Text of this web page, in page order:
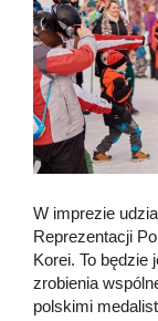
W imprezie
Reprezentacji
Korei. To będzie
zrobienia
polskimi